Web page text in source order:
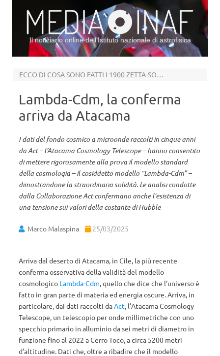
Il notiziario online dell’Istituto nazionale di astrofisica
ECCO DI COSA SONO FATTI I 1900 ZETTA-SOLI DI UNIVERSO OSSERVABILE
Lambda-Cdm, la conferma
arriva da Atacama
I dati del fondo cosmico a microonde raccolti in cinque anni
da Act – l’Atacama Cosmology Telescope – hanno consentito
di mettere rigorosamente alla prova il modello standard
della cosmologia – il cosiddetto modello “Lambda-Cdm” –
dimostrandone la straordinaria solidità. Le analisi condotte
dalla Collaborazione Act confermano anche l’esistenza di
una tensione sui valori della costante di Hubble
Marco Malaspina 25/03/2025
Arriva dal deserto di Atacama, in Cile, la più recente
conferma osservativa della validità del modello
cosmologico Lambda-Cdm, quello che dice che l’universo è
fatto in gran parte di materia ed energia oscure. Arriva, in
particolare, dai dati raccolti daAct, l’Atacama Cosmology
Telescope, un telescopio per onde millimetriche con uno
specchio primario in alluminio da sei metri di diametro in
funzione fino al 2022 a Cerro Toco, a circa 5200 metri
d’altitudine. Dati che, oltre a ribadire che il modello